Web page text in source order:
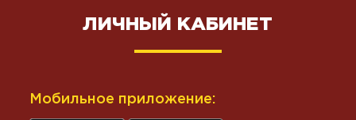
ЛИЧНЫЙ КАБИНЕТ
Мобильное приложение: